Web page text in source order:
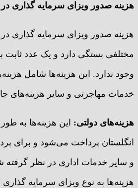
هزینه صدور ویزای سرمایه گذاری در
هزینه صدور ویزای سرمایه گذاری
مختلفی بستگی دارد و یک عدد ثابت
وجود ندارد. این هزینه‌ها شامل
خدمات مهاجرتی و سایر هزینه‌های
هزینه‌های دولتی: این هزینه‌ها به
انگلستان پرداخت می‌شود و برای
و سایر خدمات اداری در نظر گرفته
هزینه‌ها به نوع ویزای سرمایه